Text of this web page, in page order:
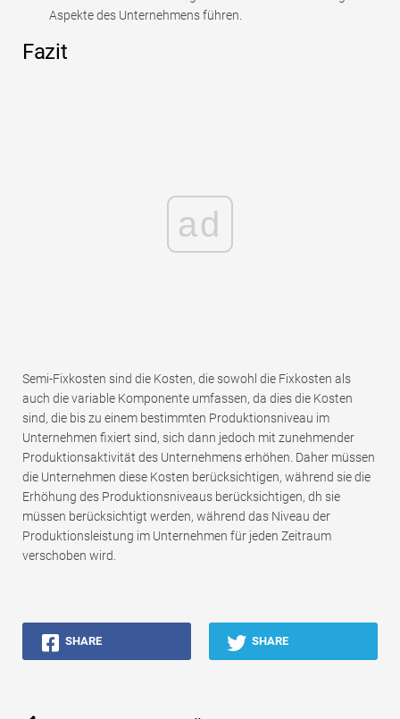
Aspekte des Unternehmens führen.
Fazit
ad
Semi-Fixkosten sind die Kosten, die sowohl die Fixkosten als
auch die variable Komponente umfassen, da dies die Kosten
sind, die bis zu einem bestimmten Produktionsniveau im
Unternehmen fixiert sind, sich dann jedoch mit zunehmender
Produktionsaktivität des Unternehmens erhöhen. Daher müssen
die Unternehmen diese Kosten berücksichtigen, während sie die
Erhöhung des Produktionsniveaus berücksichtigen, dh sie
müssen berücksichtigt werden, während das Niveau der
Produktionsleistung im Unternehmen für jeden Zeitraum
verschoben wird.
SHARE SHARE